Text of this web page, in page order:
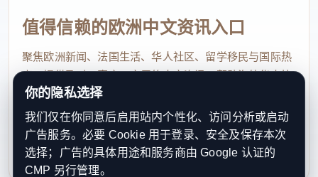
值得信赖的欧洲中文资讯入口
聚焦欧洲新闻、法国生活、华人社区、留学移民与国际热
点，提供及时、真实、实用的中文资讯，帮助海外华人快
速了解欧洲动态。
contact@xinouzhou.com
服务支持、版权与合作：工作日优先处理站务、投稿与权
利通知
你的隐私选择
我们仅在你同意后启用站内个性化、访问分析或启动
广告服务。必要 Cookie 用于登录、安全及保存本次
选择；广告的具体用途和服务商由 Google 认证的
CMP 另行管理。